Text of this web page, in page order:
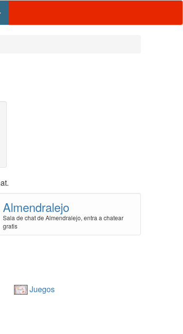
Sala de chat de Almendralejo, entra a chatear
gratis
Juegos